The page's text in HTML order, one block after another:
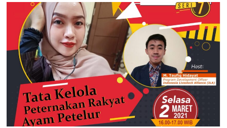
Poster
JUMPA
PUBLIK:
Teknologi
Digital
Tingkatkan
Produktifitas
Industri
Perunggasan